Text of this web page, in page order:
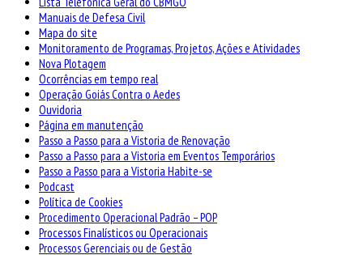
Manuais de Defesa Civil
Mapa do site
Monitoramento de Programas, Projetos, Ações e Atividades
Nova Plotagem
Ocorrências em tempo real
Operação Goiás Contra o Aedes
Ouvidoria
Página em manutenção
Passo a Passo para a Vistoria de Renovação
Passo a Passo para a Vistoria em Eventos Temporários
Passo a Passo para a Vistoria Habite-se
Podcast
Política de Cookies
Procedimento Operacional Padrão – POP
Processos Finalísticos ou Operacionais
Processos Gerenciais ou de Gestão